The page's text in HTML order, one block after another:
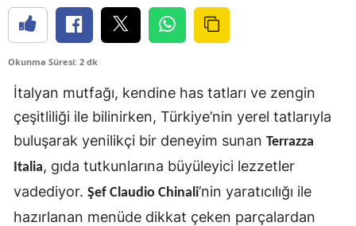
Okunma Süresi: 2 dk
İtalyan mutfağı, kendine has tatları ve zengin
çeşitliliği ile bilinirken, Türkiye’nin yerel tatlarıyla
buluşarak yenilikçi bir deneyim sunan Terrazza
Italia, gıda tutkunlarına büyüleyici lezzetler
vadediyor. Şef Claudio Chinali’nin yaratıcılığı ile
hazırlanan menüde dikkat çeken parçalardan